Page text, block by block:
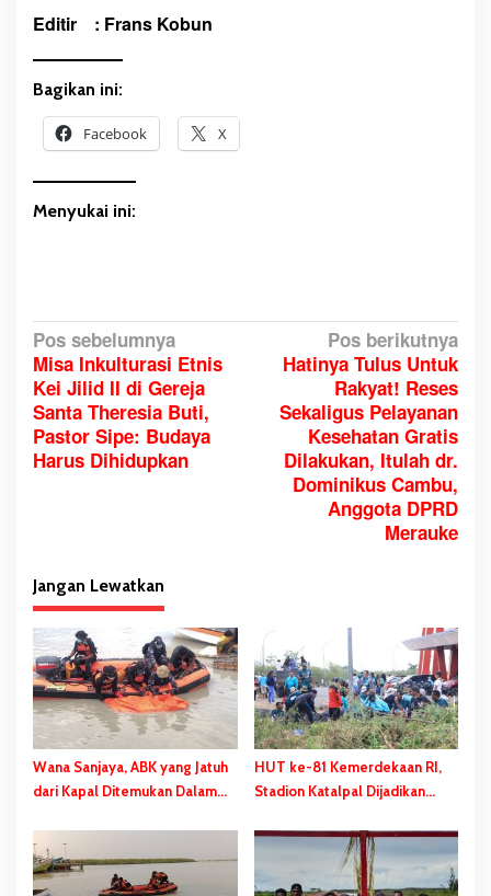
Editir : Frans Kobun
Bagikan ini:
Facebook X
Menyukai ini:
N
a
v
i
g
o
s
Pos sebelumnya
Misa Inkulturasi Etnis
Kei Jilid II di Gereja
Santa Theresia Buti,
Pastor Sipe: Budaya
Harus Dihidupkan
Pos berikutnya
Hatinya Tulus Untuk
Rakyat! Reses
Sekaligus Pelayanan
Kesehatan Gratis
Dilakukan, Itulah dr.
Dominikus Cambu,
Anggota DPRD
Merauke
Jangan Lewatkan
Wana Sanjaya, ABK yang Jatuh
dari Kapal Ditemukan Dalam
HUT ke-81 Kemerdekaan RI,
Stadion Katalpal Dijadikan
Merah Putih